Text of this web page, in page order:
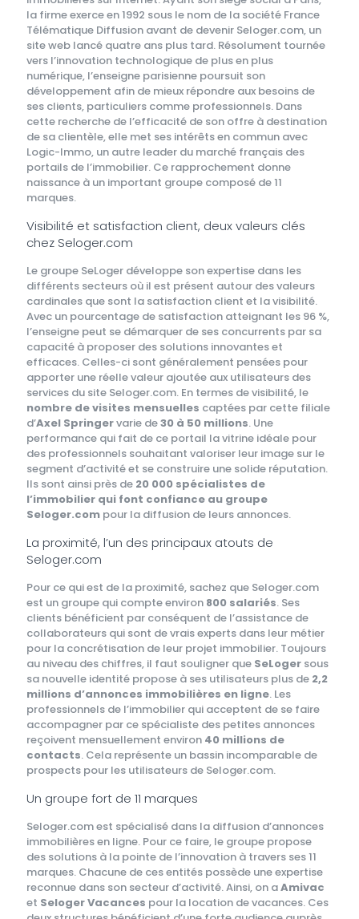
la firme exerce en 1992 sous le nom de la société France
Télématique Diffusion avant de devenir Seloger.com, un
site web lancé quatre ans plus tard. Résolument tournée
vers l’innovation technologique de plus en plus
numérique, l’enseigne parisienne poursuit son
développement afin de mieux répondre aux besoins de
ses clients, particuliers comme professionnels. Dans
cette recherche de l’efficacité de son offre à destination
de sa clientèle, elle met ses intérêts en commun avec
Logic-Immo, un autre leader du marché français des
portails de l’immobilier. Ce rapprochement donne
naissance à un important groupe composé de 11
marques.
Visibilité et satisfaction client, deux valeurs clés
chez Seloger.com
Le groupe SeLoger développe son expertise dans les
différents secteurs où il est présent autour des valeurs
cardinales que sont la satisfaction client et la visibilité.
Avec un pourcentage de satisfaction atteignant les 96 %,
l’enseigne peut se démarquer de ses concurrents par sa
capacité à proposer des solutions innovantes et
efficaces. Celles-ci sont généralement pensées pour
apporter une réelle valeur ajoutée aux utilisateurs des
services du site Seloger.com. En termes de visibilité, le
nombre de visites mensuelles captées par cette filiale
d’Axel Springervarie de30 à 50 millions. Une
performance qui fait de ce portail la vitrine idéale pour
des professionnels souhaitant valoriser leur image sur le
segment d’activité et se construire une solide réputation.
Ils sont ainsi près de 20 000 spécialistes de
l’immobilier qui font confiance au groupe
Seloger.com pour la diffusion de leurs annonces.
La proximité, l’un des principaux atouts de
Seloger.com
Pour ce qui est de la proximité, sachez que Seloger.com
est un groupe qui compte environ 800 salariés. Ses
clients bénéficient par conséquent de l’assistance de
collaborateurs qui sont de vrais experts dans leur métier
pour la concrétisation de leur projet immobilier. Toujours
au niveau des chiffres, il faut souligner que SeLoger sous
sa nouvelle identité propose à ses utilisateurs plus de 2,2
millions d’annonces immobilières en ligne. Les
professionnels de l’immobilier qui acceptent de se faire
accompagner par ce spécialiste des petites annonces
reçoivent mensuellement environ 40 millions de
contacts. Cela représente un bassin incomparable de
prospects pour les utilisateurs de Seloger.com.
Un groupe fort de 11 marques
Seloger.com est spécialisé dans la diffusion d’annonces
immobilières en ligne. Pour ce faire, le groupe propose
des solutions à la pointe de l’innovation à travers ses 11
marques. Chacune de ces entités possède une expertise
reconnue dans son secteur d’activité. Ainsi, on aAmivac
et Seloger Vacances pour la location de vacances. Ces